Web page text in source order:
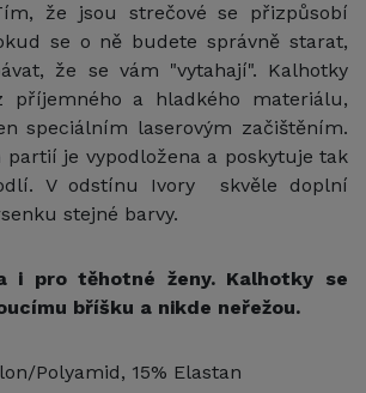
že jsou strečové se přizpůsobí
se o ně budete správně starat,
že se vám "vytahají". Kalhotky
příjemného a hladkého materiálu,
speciálním laserovým začištěním.
je vypodložena a poskytuje tak
V odstínu Ivory skvěle doplní
stejné barvy.
i pro těhotné ženy. Kalhotky se
bříšku a nikde neřežou.
Polyamid, 15% Elastan